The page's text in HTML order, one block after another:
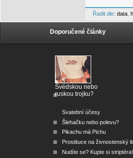
Řadit dle: data
Doporučené články
Švédskou nebo
ruskou trojku?
Svatební účesy
Šlehačku nebo polevu?
Pikachu má Pichu
Prostituce na živnostenský
Nudíte se? Kupte si striptéra!